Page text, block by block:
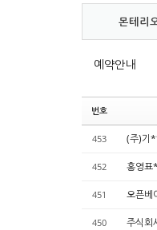
몬테리
예약안내
번호
453 (주)기
452 홍영
451 오픈
450 주식